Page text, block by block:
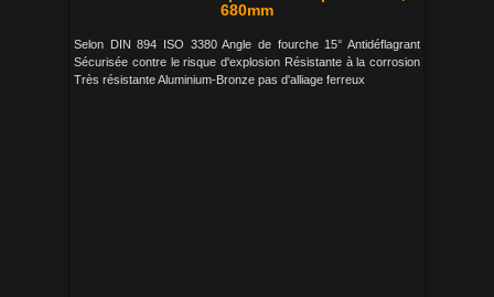
680mm
Selon DIN 894 ISO 3380 Angle de fourche 15° Antidéflagrant
Sécurisée contre le risque d'explosion Résistante à la corrosion
Très résistante Aluminium-Bronze pas d'alliage ferreux